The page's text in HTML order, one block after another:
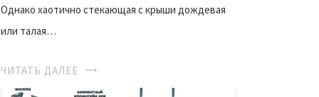
Однако хаотично стекающая с крыши дождевая
или талая…
ЧИТАТЬ ДАЛЕЕ